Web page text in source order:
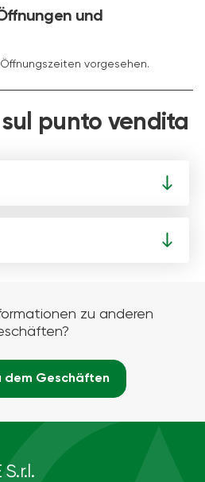
und
vorgesehen.
punto vendita
zu anderen
dem Geschäften